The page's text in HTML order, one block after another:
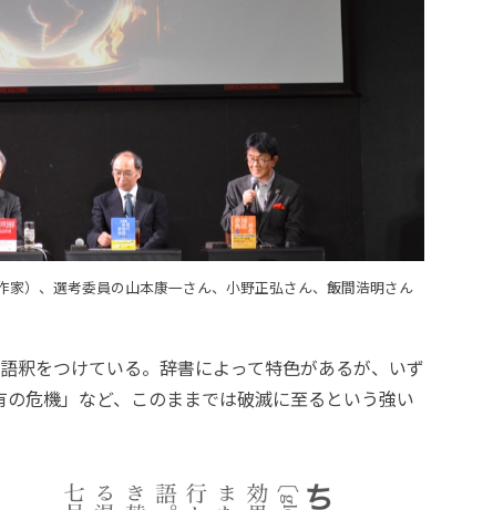
）、選考委員の山本康一さん、小野正弘さん、飯間浩明さん
釈をつけている。辞書によって特色があるが、いず
危機」など、このままでは破滅に至るという強い